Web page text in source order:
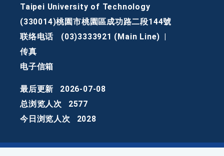
Taipei University of Technology
(330014)桃園市桃園區成功路二段144號
联络电话
(03)3333921 (Main Line)
传真
电子信箱
最后更新
2026-07-08
总浏览人次
2577
今日浏览人次
2028